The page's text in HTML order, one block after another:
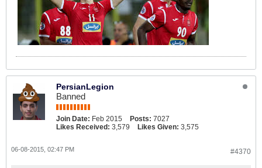
PersianLegion
Banned
Join Date: Feb 2015 Posts: 7027
Likes Received: 3,579 Likes Given: 3,575
#4370
06-08-2015, 02:47 PM